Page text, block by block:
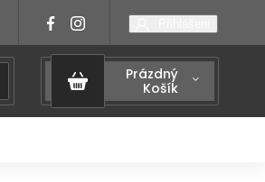
Prázdný
Košík